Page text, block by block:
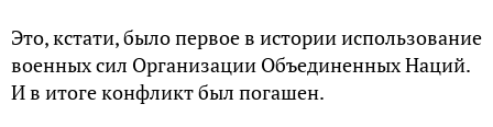
Это, кстати, было первое в истории использование
военных сил Организации Объединенных Наций.
И в итоге конфликт был погашен.